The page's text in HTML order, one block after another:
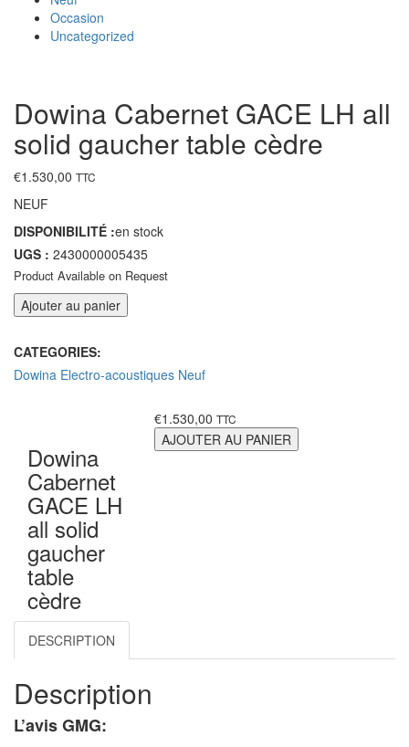
Occasion
Uncategorized
Dowina Cabernet GACE LH all
solid gaucher table cèdre
€1.530,00 TTC
NEUF
DISPONIBILITÉ :en stock
UGS : 2430000005435
Product Available on Request
Ajouter au panier
CATEGORIES:
Dowina Electro-acoustiques Neuf
Dowina
Cabernet
GACE LH
all solid
gaucher
table
cèdre
€1.530,00 TTC
AJOUTER AU PANIER
DESCRIPTION
Description
L’avis GMG: